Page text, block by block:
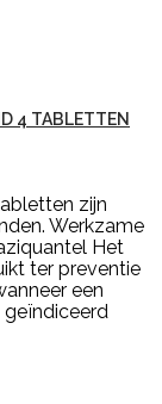
4 TABLETTEN
zijn
Werkzame
Het
ter preventie
een